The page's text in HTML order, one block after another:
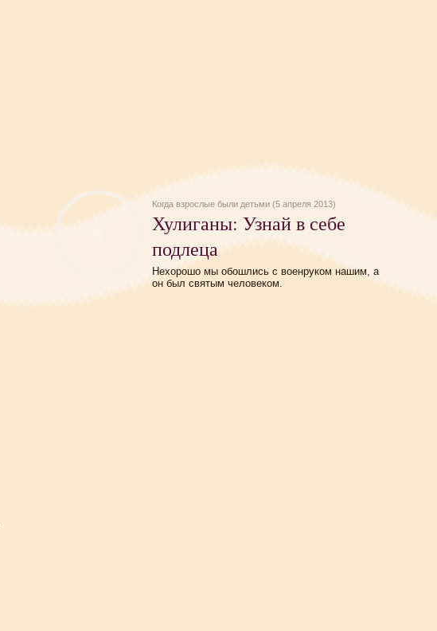
Когда взрослые были детьми (5 апреля 2013)
Хулиганы: Узнай в себе
подлеца
Нехорошо мы обошлись с военруком нашим, а
он был святым человеком.